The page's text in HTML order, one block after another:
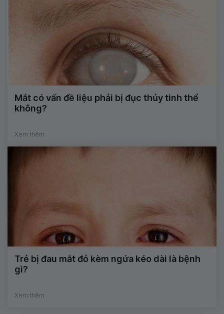
Mắt có vấn đề liệu phải bị đục thủy tinh thể
không?
Xem thêm
Trẻ bị đau mắt đỏ kèm ngứa kéo dài là bệnh
gì?
Xem thêm